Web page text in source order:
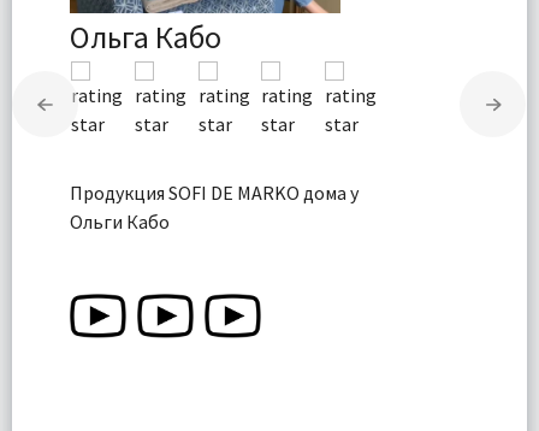
Ольга Кабо
Продукция SOFI DE MARKO дома у
Ольги Кабо